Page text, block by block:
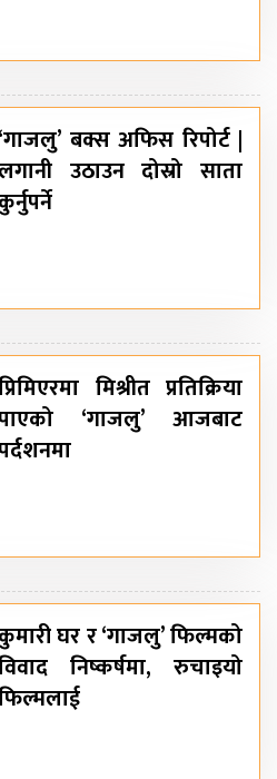
‘गाजलु’ बक्स अफिस रिपोर्ट |
उठाउन दोस्रो साता
मिश्रीत प्रतिक्रिया
‘गाजलु’ आजबाट
घर र ‘गाजलु’ फिल्मको
निष्कर्षमा, रुचाइयो